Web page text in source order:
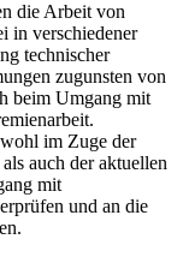
die Arbeit von
in verschiedener
technischer
zugunsten von
beim Umgang mit
im Zuge der
auch der aktuellen
mit
und an die